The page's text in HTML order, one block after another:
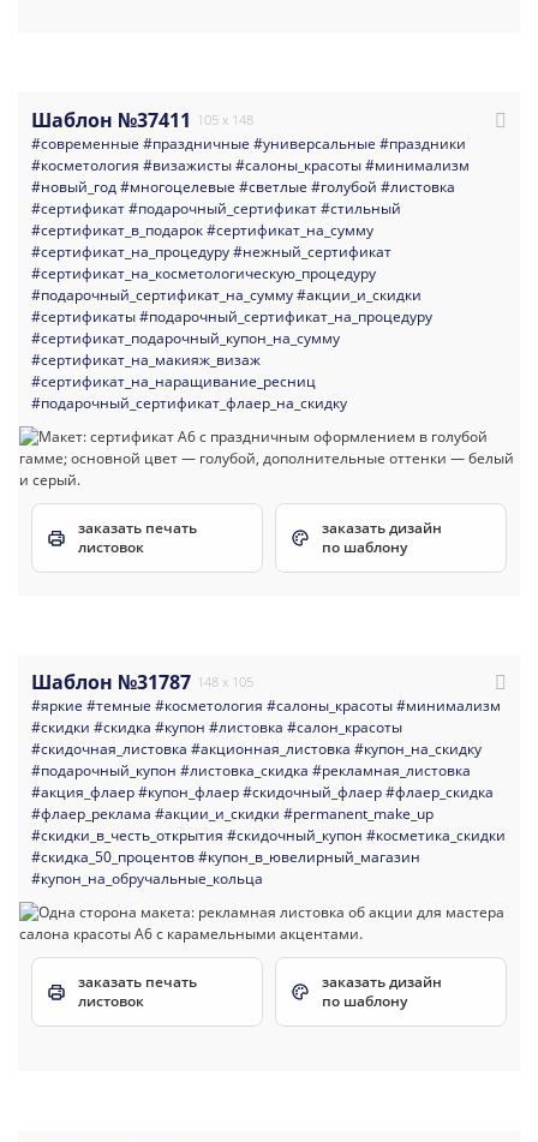
Шаблон №37411 105 x 148
#современные #праздничные #универсальные #праздники
#косметология #визажисты#салоны_красоты#минимализм
#новый_год#многоцелевые #светлые #голубой #листовка
#сертификат#подарочный_сертификат#стильный
#сертификат_в_подарок#сертификат_на_сумму
#сертификат_на_процедуру#нежный_сертификат
#сертификат_на_косметологическую_процедуру
#подарочный_сертификат_на_сумму#акции_и_скидки
#сертификаты#подарочный_сертификат_на_процедуру
#сертификат_подарочный_купон_на_сумму
#сертификат_на_макияж_визаж
#сертификат_на_наращивание_ресниц
#подарочный_сертификат_флаер_на_скидку
заказать печать
листовок
заказать дизайн
по шаблону
Шаблон №31787 148 x 105
#яркие #темные #косметология #салоны_красоты#минимализм
#скидки #скидка #купон #листовка #салон_красоты
#скидочная_листовка #акционная_листовка #купон_на_скидку
#подарочный_купон #листовка_скидка #рекламная_листовка
#акция_флаер#купон_флаер#скидочный_флаер#флаер_скидка
#флаер_реклама #акции_и_скидки #permanent_make_up
#скидки_в_честь_открытия #скидочный_купон #косметика_скидки
#скидка_50_процентов#купон_в_ювелирный_магазин
#купон_на_обручальные_кольца
заказать печать
листовок
заказать дизайн
по шаблону